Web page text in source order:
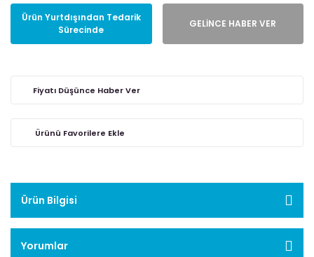
Ürün Yurtdışından Tedarik
Sürecinde
GELİNCE HABER VER
Fiyatı Düşünce Haber Ver
Ürün Bilgisi
Yorumlar